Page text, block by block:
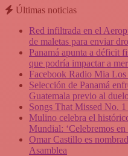
Últimas noticias
Red infiltrada en el
de maletas para enviar
Panamá apunta a déficit
que podría impactar a
Facebook Radio Mia Los
Selección de Panamá
Guatemala previo al
Songs That Missed No.
Mulino celebra el
Mundial: ‘Celebremos en
Omar Castillo es
Asamblea